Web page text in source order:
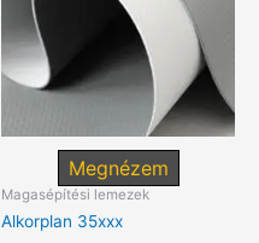
Megnézem
Magasépítési lemezek
Alkorplan 35xxx